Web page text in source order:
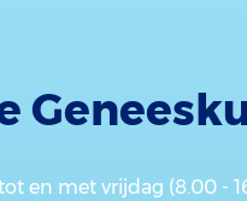
en met vrijdag (8.00 -